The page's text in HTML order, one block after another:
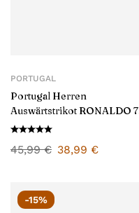
PORTUGAL
Portugal Herren
Auswärtstrikot RONALDO 7
2026/27
45,99€ 38,99 €
-15%